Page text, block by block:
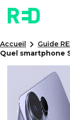
Accueil Guide
Quel smartphone